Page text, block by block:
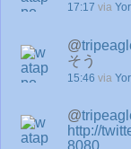
17:17 via
@
そう
15:46 via
@
http://